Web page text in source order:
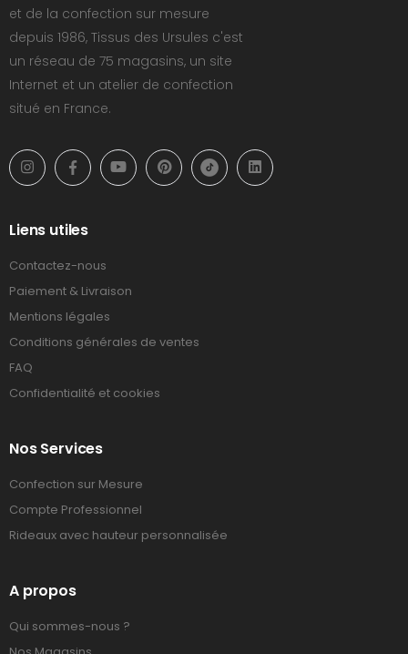
et de la confection sur mesure
depuis 1986, Tissus des Ursules c'est
un réseau de 75 magasins, un site
Internet et un atelier de confection
situé en France.
Liens utiles
Contactez-nous
Paiement & Livraison
Mentions légales
Conditions générales de ventes
FAQ
Confidentialité et cookies
Nos Services
Confection sur Mesure
Compte Professionnel
Rideaux avec hauteur personnalisée
A propos
Qui sommes-nous ?